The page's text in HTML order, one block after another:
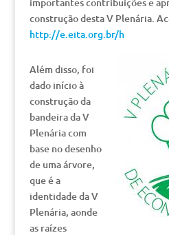
construção desta V Plenária.
http://e.eita.org.br/h
Além disso, foi
dado início à
construção da
bandeira da V
Plenária com
base no desenho
de uma árvore,
que é a
identidade da V
Plenária, aonde
as raízes